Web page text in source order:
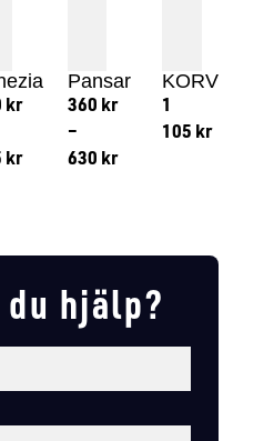
kr
kr
Pansar
360 kr
–
630 kr
KORV
1
105 kr
hjälp?